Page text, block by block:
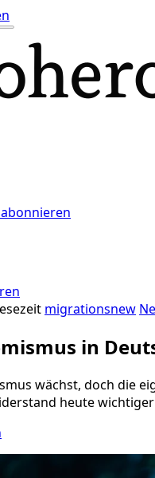
migrationsnew
in
wächst, doch die
heute